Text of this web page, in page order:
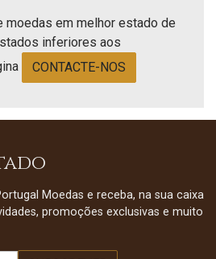
moedas em melhor estado de
inferiores aos
CONTACTE-NOS
Moedas e receba, na sua caixa
promoções exclusivas e muito